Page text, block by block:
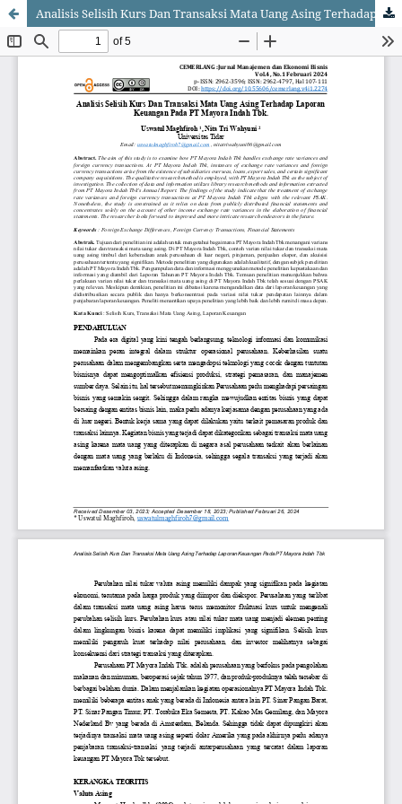
Analisis Selisih Kurs Dan Transaksi Mata Uang Asing Terhadap Laporan Keuangan Pada PT Mayora Indah Tbk